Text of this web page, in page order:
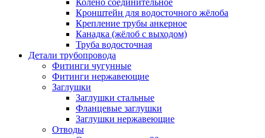
Колено соединительное
Кронштейн для водосточного жёлоба
Крепление трубы анкерное
Канадка (жёлоб с выходом)
Труба водосточная
Детали трубопровода
Фитинги чугунные
Фитинги нержавеющие
Заглушки
Заглушки стальные
Фланцевые заглушки
Заглушки нержавеющие
Отводы